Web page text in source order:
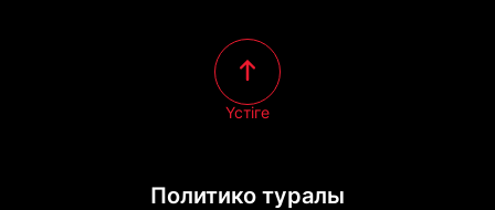
Политико туралы
Үстіге